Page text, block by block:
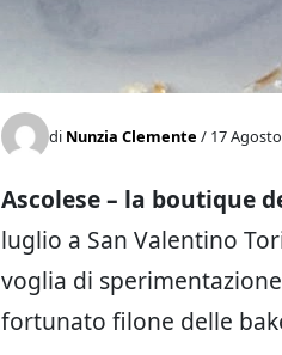
di Nunzia Clemente / 17
Ascolese – la boutique
luglio a San Valentino
voglia di
fortunato filone delle